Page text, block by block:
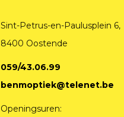
Sint-Petrus-en-Paulusplein 6,
8400 Oostende
059/43.06.99
benmoptiek@telenet.be
Openingsuren: